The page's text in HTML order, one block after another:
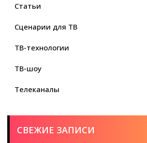
Статьи
Сценарии для ТВ
ТВ-технологии
ТВ-шоу
Телеканалы
СВЕЖИЕ ЗАПИСИ